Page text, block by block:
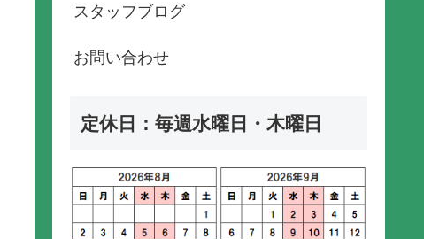
スタッフブログ
お問い合わせ
定休日：毎週水曜日・木曜日